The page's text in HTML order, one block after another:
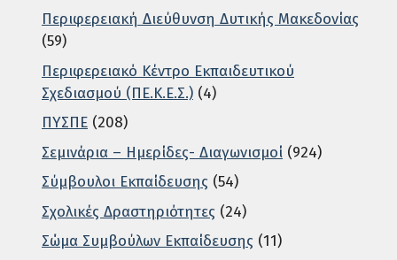
Περιφερειακή Διεύθυνση Δυτικής Μακεδονίας
(59)
Περιφερειακό Κέντρο Εκπαιδευτικού
Σχεδιασμού (ΠΕ.Κ.Ε.Σ.) (4)
ΠΥΣΠΕ (208)
Σεμινάρια – Ημερίδες- Διαγωνισμοί (924)
Σύμβουλοι Εκπαίδευσης (54)
Σχολικές Δραστηριότητες (24)
Σώμα Συμβούλων Εκπαίδευσης (11)